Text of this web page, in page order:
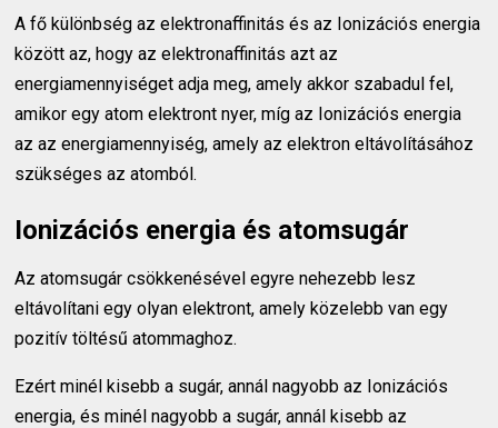
A fő különbség az elektronaffinitás és az Ionizációs energia
között az, hogy az elektronaffinitás azt az
energiamennyiséget adja meg, amely akkor szabadul fel,
amikor egy atom elektront nyer, míg az Ionizációs energia
az az energiamennyiség, amely az elektron eltávolításához
szükséges az atomból.
Ionizációs energia és atomsugár
Az atomsugár csökkenésével egyre nehezebb lesz
eltávolítani egy olyan elektront, amely közelebb van egy
pozitív töltésű atommaghoz.
Ezért minél kisebb a sugár, annál nagyobb az Ionizációs
energia, és minél nagyobb a sugár, annál kisebb az